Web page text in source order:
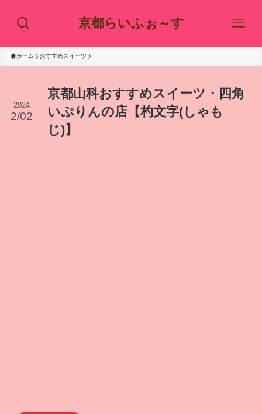
京都らいふぉ～す
ホーム おすすめスイーツ
京都山科おすすめスイーツ・四角
いぷりんの店【杓文字(しゃも
じ)】
2024
2/02